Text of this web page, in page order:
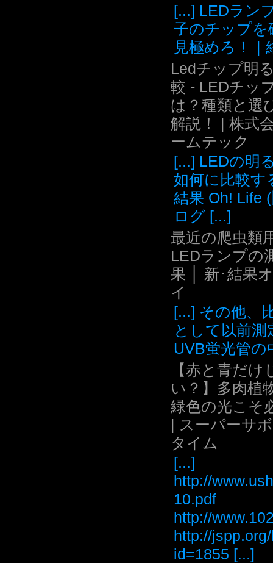
[...] LEDラン
子のチップを
見極めろ！｜
Ledチップ明
較 - LEDチッ
は？種類と選
解説！ | 株式
ームテック
[...] LEDの明
如何に比較す
結果 Oh! Life
ログ [...]
最近の爬虫類
LEDランプの
果 │ 新･結果
イ
[...] その他、
として以前測
UVB蛍光管の
【赤と青だけ
い？】多肉植
緑色の光こそ
| スーパーサ
タイム
[...]
http://
10.pdf
http://
http://
id=1855 [...]